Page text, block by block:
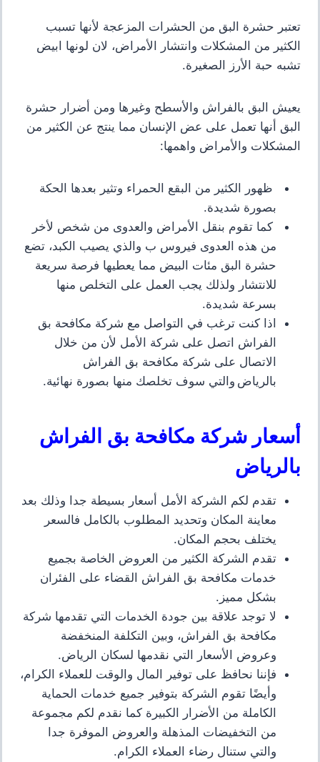
تعتبر حشرة البق من الحشرات المزعجة لأنها تسبب
الكثير من المشكلات وانتشار الأمراض، لان لونها ابيض
تشبه حبة الأرز الصغيرة.
يعيش البق بالفراش والأسطح وغيرها ومن أضرار حشرة
البق أنها تعمل على عض الإنسان مما ينتج عن الكثير من
المشكلات والأمراض واهمها:
ظهور الكثير من البقع الحمراء وتثير بعدها الحكة
بصورة شديدة.
كما تقوم بنقل الأمراض والعدوى من شخص لأخر
من هذه العدوى فيروس ب والذي يصيب الكبد، تضع
حشرة البق مئات البيض مما يعطيها فرصة سريعة
للانتشار ولذلك يجب العمل على التخلص منها
بسرعة شديدة.
اذا كنت ترغب في التواصل مع شركة مكافحة بق
الفراش اتصل على شركة الأمل لأن من خلال
الاتصال على شركة مكافحة بق الفراش
بالرياض والتي سوف تخلصك منها بصورة نهائية.
أسعار شركة مكافحة بق الفراش
بالرياض
تقدم لكم الشركة الأمل أسعار بسيطة جدا وذلك بعد
معاينة المكان وتحديد المطلوب بالكامل فالسعر
يختلف بحجم المكان.
تقدم الشركة الكثير من العروض الخاصة بجميع
خدمات مكافحة بق الفراش القضاء على الفئران
بشكل مميز .
لا توجد علاقة بين جودة الخدمات التي تقدمها شركة
مكافحة بق الفراش، وبين التكلفة المنخفضة
وعروض الأسعار التي نقدمها لسكان الرياض.
فإننا نحافظ على توفير المال والوقت للعملاء الكرام،
وأيضًا تقوم الشركة بتوفير جميع خدمات الحماية
الكاملة من الأضرار الكبيرة كما نقدم لكم مجموعة
من التخفيضات المذهلة والعروض الموفرة جدا
والتي ستنال رضاء العملاء الكرام.